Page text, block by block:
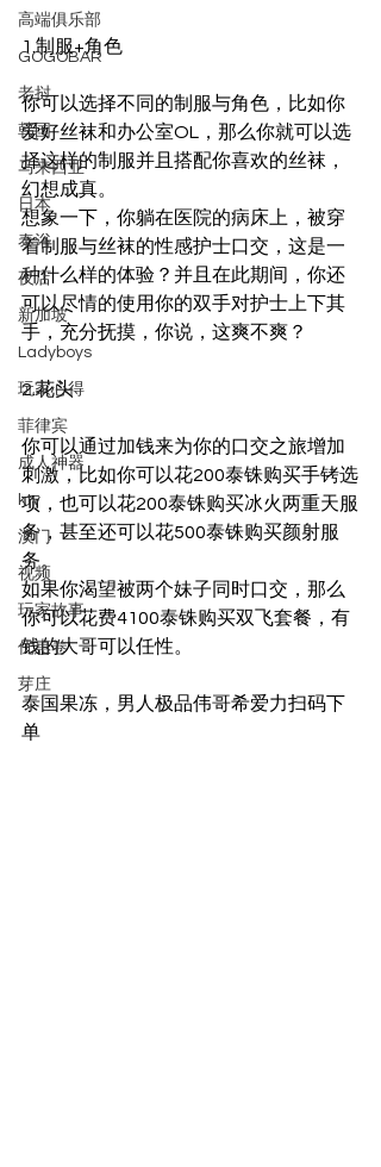
高端俱乐部
GOGOBAR
老挝
韩国
马来西亚
日本
泰浴
夜店
新加坡
Ladyboys
玩家心得
菲律宾
成人神器
ktv
澳门
视频
玩家故事
优惠卷
芽庄
1.制服+角色
你可以选择不同的制服与角色，比如你
爱好丝袜和办公室OL，那么你就可以选
择这样的制服并且搭配你喜欢的丝袜，
幻想成真。
想象一下，你躺在医院的病床上，被穿
着制服与丝袜的性感护士口交，这是一
种什么样的体验？并且在此期间，你还
可以尽情的使用你的双手对护士上下其
手，充分抚摸，你说，这爽不爽？
2.花头
你可以通过加钱来为你的口交之旅增加
刺激，比如你可以花200泰铢购买手铐选
项，也可以花200泰铢购买冰火两重天服
务，甚至还可以花500泰铢购买颜射服
务。
如果你渴望被两个妹子同时口交，那么
你可以花费4100泰铢购买双飞套餐，有
钱的大哥可以任性。
泰国果冻，男人极品伟哥希爱力扫码下
单